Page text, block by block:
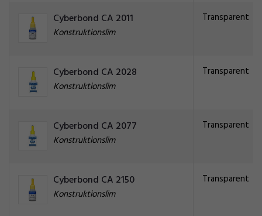
Cyberbond CA 2011
Konstruktionslim
Transparent
Cyberbond CA 2028
Konstruktionslim
Transparent
Cyberbond CA 2077
Konstruktionslim
Transparent
Cyberbond CA 2150
Konstruktionslim
Transparent